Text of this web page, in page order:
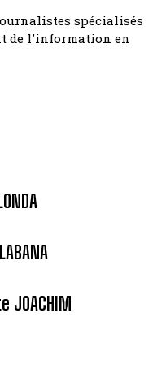
spécialisés
de l'information en
JOACHIM